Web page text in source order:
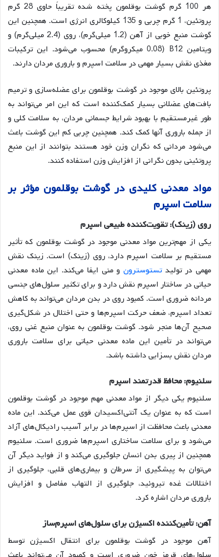
هر 100 گرم گوشت بوقلمون پخته شده تقریباً حاوی 28 گرم
پروتئین، 1 گرم چربی و 135 کیلوکالری انرژی است. همچنین این
گوشت منبع خوبی از آهن (1.2 میلی‌گرم)، روی (2.4 میلی‌گرم) و
ویتامین B12 (0.08 میکروگرم) محسوب می‌شود
. این ترکیبات
مغذی نقش بسیار مهمی در سلامت اسپرم و باروری مردان دارند.
پروتئین بالای موجود در گوشت بوقلمون برای عضله‌سازی و ترمیم
بافت‌های عضلانی بسیار کمک‌کننده است که این امر می‌تواند به
طور غیرمستقیم با بهبود شرایط جسمانی مردان، به سلامت کلی و
از جمله باروری آنها کمک کند. همچنین چربی کم این گوشت باعث
می‌شود مردانی که نگران وزن خود هستند بتوانند از این منبع
پروتئینی بدون نگرانی از افزایش وزن استفاده کنند.
مواد معدنی کلیدی در گوشت بوقلمون مؤثر بر
سلامت اسپرم
روی(زینک):تقویتکنندهطبیعیاسپرم
یکی از مهم‌ترین مواد معدنی موجود در گوشت بوقلمون که تأثیر
مستقیم بر سلامت اسپرم دارد، روی (زینک) است. زینک نقش
مهمی در تولیدتستوسترون و منی ایفا می‌کند. این ماده معدنی
حیاتی در ساختار اسپرم نقش دارد و برای تکثیر سلول‌های جنسی
مردانه ضروری است. کمبود روی در بدن مردان می‌تواند به کاهش
تعداد اسپرم، ضعف حرکت اسپرم‌ها و حتی اختلال در شکل‌گیری
صحیح آن‌ها منجر شود. گوشت بوقلمون به عنوان منبع غنی روی،
می‌تواند در تأمین این ماده معدنی حیاتی برای سلامت باروری
مردان نقش بسزایی داشته باشد.
سلنیوم:محافظقدرتمنداسپرم
سلنیوم یکی دیگر از مواد معدنی مهم موجود در گوشت بوقلمون
است که به عنوان یک آنتی‌اکسیدان قوی عمل می‌کند. این ماده
معدنی باعث محافظت از اسپرم‌ها در برابر آسیب رادیکال‌های آزاد
می‌شود و برای سلامت ساختاری اسپرم‌ها ضروری است. سلنیوم
همچنین از پیری بدن انسان جلوگیری می‌کند و از فواید دیگر آن
می‌توان به پیشگیری از سرطان و بیماری‌های قلبی، جلوگیری از
اختلالات غده تیروئید، جلوگیری از التهاب مفاصل و افزایش
باروری مردان اشاره کرد.
آهن:تأمینکنندهاکسیژنبرایسلولهایاسپرمساز
آهن موجود در گوشت بوقلمون برای انتقال اکسیژن توسط